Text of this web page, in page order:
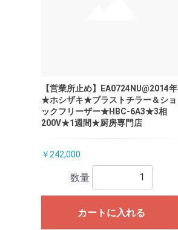
【営業所止め】EA0724NU@2014年
★ホシザキ★ブラストチラー＆ショ
ックフリーザー★HBC-6A3★3相
200V★1週間★厨房専門店
￥242,000
数量
カートに入れる